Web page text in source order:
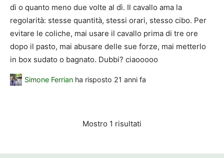
dì o quanto meno due volte al dì. Il cavallo ama la
regolarità: stesse quantità, stessi orari, stesso cibo. Per
evitare le coliche, mai usare il cavallo prima di tre ore
dopo il pasto, mai abusare delle sue forze, mai metterlo
in box sudato o bagnato. Dubbi? ciaooooo
Simone Ferrian ha risposto 21 anni fa
Mostro 1 risultati